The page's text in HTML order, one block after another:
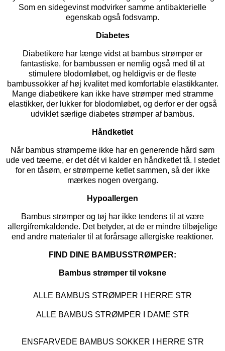
Som en sidegevinst modvirker samme antibakterielle
egenskab også fodsvamp.
Diabetes
Diabetikere har længe vidst at bambus strømper er
fantastiske, for bambussen er nemlig også med til at
stimulere blodomløbet, og heldigvis er de fleste
bambussokker af høj kvalitet med komfortable elastikkanter.
Mange diabetikere kan ikke have strømper med stramme
elastikker, der lukker for blodomløbet, og derfor er der også
udviklet særlige diabetes strømper af bambus.
Håndketlet
Når bambus strømperne ikke har en generende hård søm
ude ved tæerne, er det dét vi kalder en håndketlet tå. I stedet
for en tåsøm, er strømperne ketlet sammen, så der ikke
mærkes nogen overgang.
Hypoallergen
Bambus strømper og tøj har ikke tendens til at være
allergifremkaldende. Det betyder, at de er mindre tilbøjelige
end andre materialer til at forårsage allergiske reaktioner.
FIND DINE BAMBUSSTRØMPER:
Bambus strømper til voksne
ALLE BAMBUS STRØMPER I HERRE STR
ALLE BAMBUS STRØMPER I DAME STR
ENSFARVEDE BAMBUS SOKKER I HERRE STR